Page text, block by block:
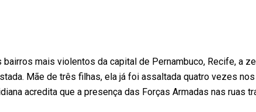
mais violentos da capital de Pernambuco, Recife, a
Mãe de três filhas, ela já foi assaltada quatro vezes
acredita que a presença das Forças Armadas nas ruas